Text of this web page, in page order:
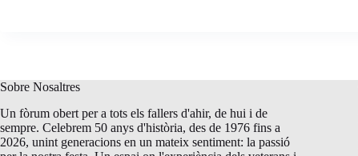
Sobre Nosaltres
Un fòrum obert per a tots els fallers d'ahir, de hui i de
sempre. Celebrem 50 anys d'història, des de 1976 fins a
2026, unint generacions en un mateix sentiment: la passió